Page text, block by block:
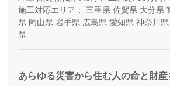
施工対応エリア： 三重県 佐賀県 大分県
県 岡山県 岩手県 広島県 愛知県 神奈川県
県
あらゆる災害から住む人の命と財